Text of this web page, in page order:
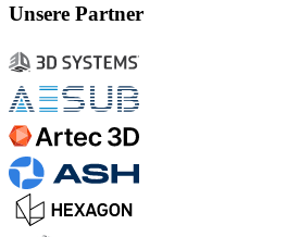
Unsere Partner